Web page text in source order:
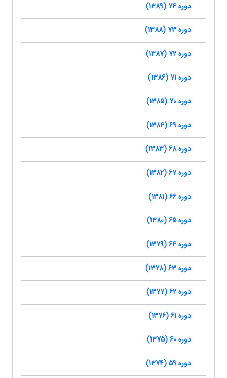
دوره 74 (1389)
دوره 73 (1388)
دوره 72 (1387)
دوره 71 (1386)
دوره 70 (1385)
دوره 69 (1384)
دوره 68 (1383)
دوره 67 (1382)
دوره 66 (1381)
دوره 65 (1380)
دوره 64 (1379)
دوره 63 (1378)
دوره 62 (1377)
دوره 61 (1376)
دوره 60 (1375)
دوره 59 (1374)